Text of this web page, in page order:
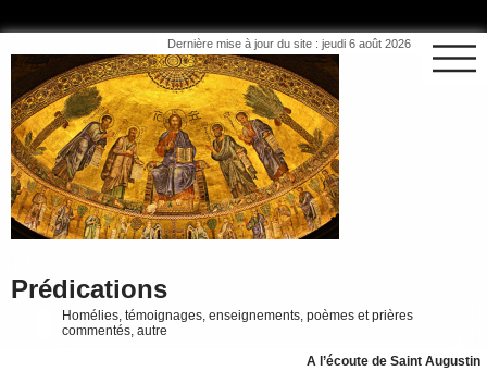
Dernière mise à jour du site : jeudi 6 août 2026
Prédications
Homélies, témoignages, enseignements, poèmes et prières
commentés, autre
A l’écoute de Saint Augustin